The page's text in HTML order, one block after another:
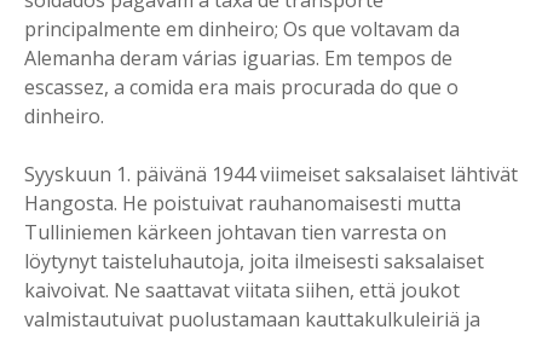
principalmente em dinheiro; Os que voltavam da
Alemanha deram várias iguarias. Em tempos de
escassez, a comida era mais procurada do que o
dinheiro.
Syyskuun 1. päivänä 1944 viimeiset saksalaiset lähtivät
Hangosta. He poistuivat rauhanomaisesti mutta
Tulliniemen kärkeen johtavan tien varresta on
löytynyt taisteluhautoja, joita ilmeisesti saksalaiset
kaivoivat. Ne saattavat viitata siihen, että joukot
valmistautuivat puolustamaan kauttakulkuleiriä ja